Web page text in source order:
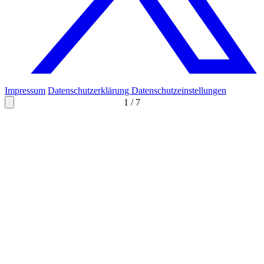
1 / 7
Impressum Datenschutzerklärung Datenschutzeinstellungen